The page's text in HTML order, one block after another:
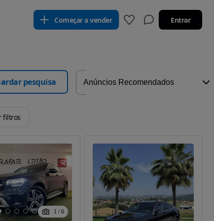
Começar a vender Entrar
pesquisa
filtros
1 / 6